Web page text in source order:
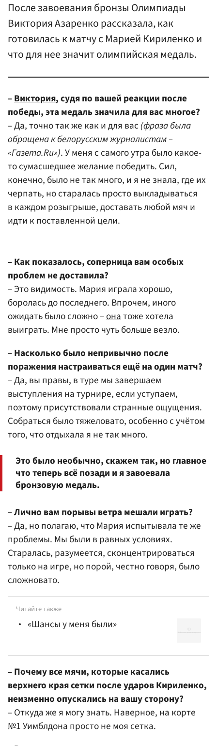
После завоевания бронзы Олимпиады
Виктория Азаренко рассказала, как
готовилась к матчу с Марией Кириленко и
что для нее значит олимпийская медаль.
–Виктория, судя по вашей реакции после
победы, эта медаль значила для вас многое?
– Да, точно так же как и для вас (фраза была
обращена к белорусским журналистам –
«Газета.Ru»). У меня с самого утра было какое-
то сумасшедшее желание победить. Сил,
конечно, было не так много, и я не знала, где их
черпать, но старалась просто выкладываться
в каждом розыгрыше, доставать любой мяч и
идти к поставленной цели.
– Как показалось, соперница вам особых
проблем не доставила?
– Это видимость. Мария играла хорошо,
боролась до последнего. Впрочем, иного
ожидать было сложно –онатоже хотела
выиграть. Мне просто чуть больше везло.
– Насколько было непривычно после
поражения настраиваться ещё на один матч?
– Да, вы правы, в туре мы завершаем
выступления на турнире, если уступаем,
поэтому присутствовали странные ощущения.
Собраться было тяжеловато, особенно с учётом
того, что отдыхала я не так много.
Это было необычно, скажем так, но главное
что теперь всё позади и я завоевала
бронзовую медаль.
– Лично вам порывы ветра мешали играть?
– Да, но полагаю, что Мария испытывала те же
проблемы. Мы были в равных условиях.
Старалась, разумеется, сконцентрироваться
только на игре, но порой, честно говоря, было
сложновато.
Читайте также
«Шансы у меня были»
– Почему все мячи, которые касались
верхнего края сетки после ударов Кириленко,
неизменно опускались на вашу сторону?
– Откуда же я могу знать. Наверное, на корте
№1 Уимблдона просто не моя сетка.